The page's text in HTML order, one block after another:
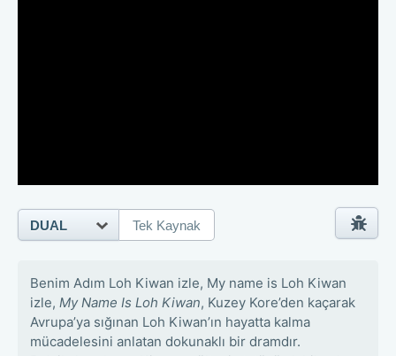
Benim Adım Loh Kiwan izle, My name is Loh Kiwan
izle, My Name Is Loh Kiwan, Kuzey Kore’den kaçarak
Avrupa’ya sığınan Loh Kiwan’ın hayatta kalma
mücadelesini anlatan dokunaklı bir dramdır.
DUAL Tek Kaynak